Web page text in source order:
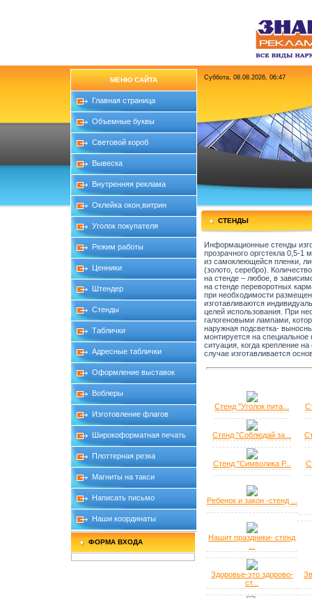
МЕНЮ САЙТА
Главная страница
Объемные буквы
Световой короб
Вывеска
Внутренняя реклама
Оклейка окон,витрин
Уголок покупателя
Режим работы
Ценники
Штендер
Стенды
Таблички
Адресные таблички
Оформление выставок
Воблеры
Изготовление флагов
Широкоформатная печать
Плоттерная резка
Магниты на такси
Написать письмо
Наши координаты
ФОРМА ВХОДА
Суббота, 08.08.2026, 06:47
СТЕНДЫ
Информационные стенды
прозрачного оргстекла 0,5-
из самоклеющейся пленки,
(золото, серебро).
на стенде – любое, в
на стенде переворотных
при необходимости
изготавливаются
целей использования. При
галогеновыми лампами,
наружная подсветка-
монтируется на специальное
ситуация, когда крепление
случае изготавливается
Стенд "Уголок пита...
Стенд "Соблюдай за...
Стенд "Символика Р...
Ребенок и закон -стенд ...
Нашит праздники- стенд
Здоровье-это здорово-
ст...